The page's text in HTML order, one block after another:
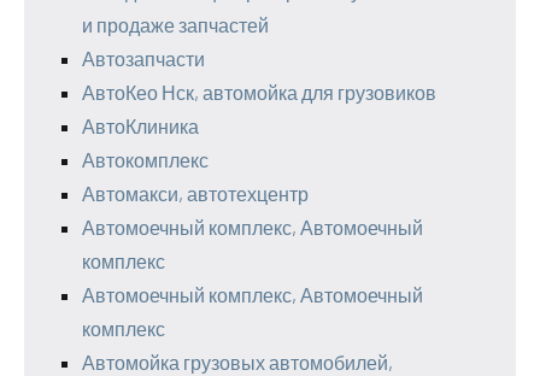
и продаже запчастей
Автозапчасти
АвтоКео Нск, автомойка для грузовиков
АвтоКлиника
Автокомплекс
Автомакси, автотехцентр
Автомоечный комплекс, Автомоечный
комплекс
Автомоечный комплекс, Автомоечный
комплекс
Автомойка грузовых автомобилей,